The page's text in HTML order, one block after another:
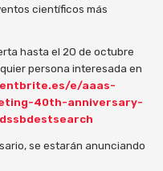
científicos más
hasta el 20 de octubre
persona interesada en
e/aaas-
40th-anniversary-
se estarán anunciando